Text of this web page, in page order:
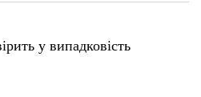
у випадковість